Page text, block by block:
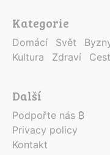
Kategorie
Domácí Svět
Kultura
Zdraví
Další
Podpořte nás ₿
Privacy policy
Kontakt